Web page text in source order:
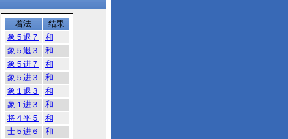
着法
结果
象５退７
和
象５退３
和
象５进７
和
象５进３
和
象１退３
和
象１进３
和
将４平５
和
士５进６
和